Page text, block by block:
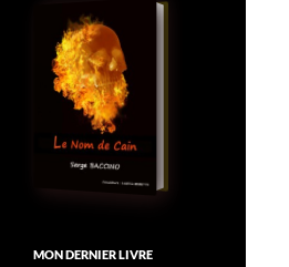
MON DERNIER LIVRE